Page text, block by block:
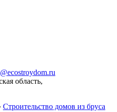
область,
Строительство домов из бруса